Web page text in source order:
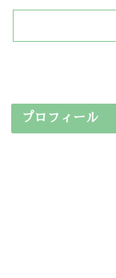
プロフィール